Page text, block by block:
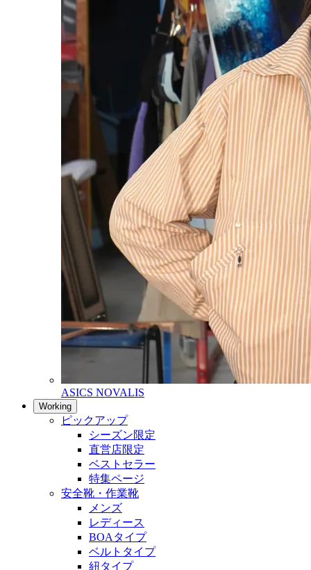
ASICS NOVALIS
Working
ピックアップ
シーズン限定
直営店限定
ベストセラー
特集ページ
安全靴・作業靴
メンズ
レディース
BOAタイプ
ベルトタイプ
紐タイプ